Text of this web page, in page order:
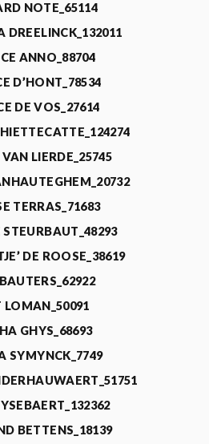
NOTE_65114
DREELINCK_132011
ANNO_88704
D’HONT_78534
DE VOS_27614
VAN LIERDE_25745
TERRAS_71683
STEURBAUT_48293
DE ROOSE_38619
LOMAN_50091
GHYS_68693
SYMYNCK_7749
BETTENS_18139